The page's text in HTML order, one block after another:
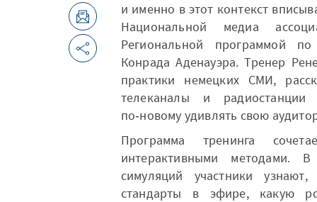
и именно в этот контекст
Национальной медиа
Региональной программой
Конрада Аденауэра. Тренер
практики немецких СМИ,
телеканалы и
по‑новому удивлять свою
Программа тренинга
интерактивными методами.
симуляций участники
стандарты в эфире, какую